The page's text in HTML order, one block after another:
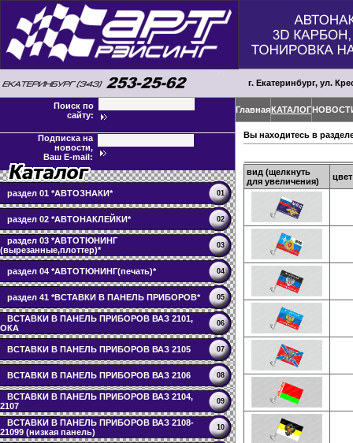
г. Екатеринбург, ул.
Поиск по
сайту:
Подписка на
новости,
Ваш E-mail:
раздел 01 *АВТОЗНАКИ* 01
раздел 02 *АВТОНАКЛЕЙКИ* 02
раздел 03 *АВТОТЮНИНГ
(вырезанные,плоттер)*
03
раздел 04 *АВТОТЮНИНГ(печать)* 04
раздел 41 *ВСТАВКИ В ПАНЕЛЬ ПРИБОРОВ* 05
ВСТАВКИ В ПАНЕЛЬ ПРИБОРОВ ВАЗ 2101,
ОКА
06
ВСТАВКИ В ПАНЕЛЬ ПРИБОРОВ ВАЗ 2105 07
ВСТАВКИ В ПАНЕЛЬ ПРИБОРОВ ВАЗ 2106 08
ВСТАВКИ В ПАНЕЛЬ ПРИБОРОВ ВАЗ 2104,
2107
09
ВСТАВКИ В ПАНЕЛЬ ПРИБОРОВ ВАЗ 2108-
21099 (низкая панель)
10
ГлавнаяКАТАЛОГ
Вы находитесь в
вид (щелкнуть
для увеличения)
цвет